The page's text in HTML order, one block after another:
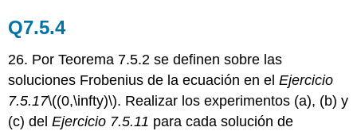
Q7.5.4
26. Por Teorema 7.5.2 se definen sobre las
soluciones Frobenius de la ecuación en elEjercicio
7.5.17\((0,\infty)\). Realizar los experimentos (a), (b) y
(c) delEjercicio 7.5.11 para cada solución de